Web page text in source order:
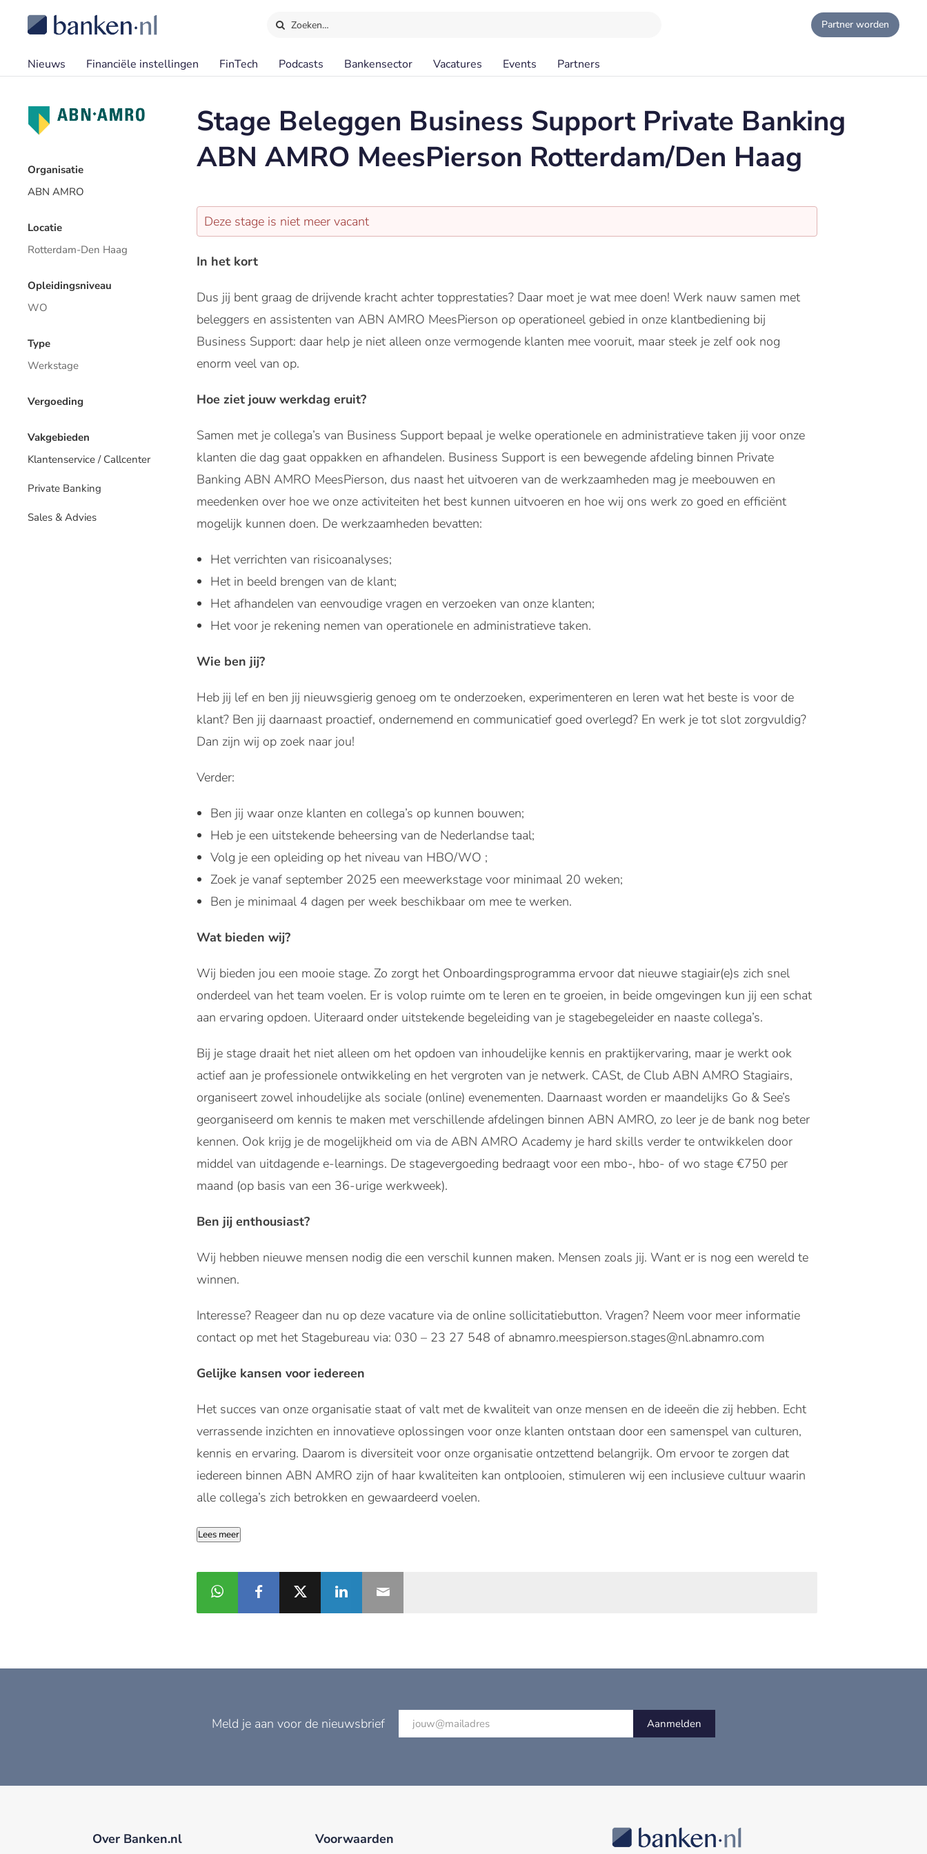
Zoeken… Partner worden
Nieuws Financiële instellingen FinTech Podcasts Bankensector Vacatures Events Partners
Stage Beleggen Business Support Private Banking
ABN AMRO MeesPierson Rotterdam/Den Haag
Organisatie
ABN AMRO
Locatie
Rotterdam-Den Haag
Opleidingsniveau
WO
Type
Werkstage
Vergoeding
Vakgebieden
Klantenservice / Callcenter
Private Banking
Sales & Advies
Deze stage is niet meer vacant
In het kort
Dus jij bent graag de drijvende kracht achter topprestaties? Daar moet je wat mee doen! Werk nauw samen met
beleggers en assistenten van ABN AMRO MeesPierson op operationeel gebied in onze klantbediening bij
Business Support: daar help je niet alleen onze vermogende klanten mee vooruit, maar steek je zelf ook nog
enorm veel van op.
Hoe ziet jouw werkdag eruit?
Samen met je collega’s van Business Support bepaal je welke operationele en administratieve taken jij voor onze
klanten die dag gaat oppakken en afhandelen. Business Support is een bewegende afdeling binnen Private
Banking ABN AMRO MeesPierson, dus naast het uitvoeren van de werkzaamheden mag je meebouwen en
meedenken over hoe we onze activiteiten het best kunnen uitvoeren en hoe wij ons werk zo goed en efficiënt
mogelijk kunnen doen. De werkzaamheden bevatten:
Het verrichten van risicoanalyses;
Het in beeld brengen van de klant;
Het afhandelen van eenvoudige vragen en verzoeken van onze klanten;
Het voor je rekening nemen van operationele en administratieve taken.
Wie ben jij?
Heb jij lef en ben jij nieuwsgierig genoeg om te onderzoeken, experimenteren en leren wat het beste is voor de
klant? Ben jij daarnaast proactief, ondernemend en communicatief goed overlegd? En werk je tot slot zorgvuldig?
Dan zijn wij op zoek naar jou!
Verder:
Ben jij waar onze klanten en collega’s op kunnen bouwen;
Heb je een uitstekende beheersing van de Nederlandse taal;
Volg je een opleiding op het niveau van HBO/WO ;
Zoek je vanaf september 2025 een meewerkstage voor minimaal 20 weken;
Ben je minimaal 4 dagen per week beschikbaar om mee te werken.
Wat bieden wij?
Wij bieden jou een mooie stage. Zo zorgt het Onboardingsprogramma ervoor dat nieuwe stagiair(e)s zich snel
onderdeel van het team voelen. Er is volop ruimte om te leren en te groeien, in beide omgevingen kun jij een schat
aan ervaring opdoen. Uiteraard onder uitstekende begeleiding van je stagebegeleider en naaste collega’s.
Bij je stage draait het niet alleen om het opdoen van inhoudelijke kennis en praktijkervaring, maar je werkt ook
actief aan je professionele ontwikkeling en het vergroten van je netwerk. CASt, de Club ABN AMRO Stagiairs,
organiseert zowel inhoudelijke als sociale (online) evenementen. Daarnaast worden er maandelijks Go & See’s
georganiseerd om kennis te maken met verschillende afdelingen binnen ABN AMRO, zo leer je de bank nog beter
kennen. Ook krijg je de mogelijkheid om via de ABN AMRO Academy je hard skills verder te ontwikkelen door
middel van uitdagende e-learnings. De stagevergoeding bedraagt voor een mbo-, hbo- of wo stage €750 per
maand (op basis van een 36-urige werkweek).
Ben jij enthousiast?
Wij hebben nieuwe mensen nodig die een verschil kunnen maken. Mensen zoals jij. Want er is nog een wereld te
winnen.
Interesse? Reageer dan nu op deze vacature via de online sollicitatiebutton. Vragen? Neem voor meer informatie
contact op met het Stagebureau via: 030 – 23 27 548 of abnamro.meespierson.stages@nl.abnamro.com
Gelijke kansen voor iedereen
Het succes van onze organisatie staat of valt met de kwaliteit van onze mensen en de ideeën die zij hebben. Echt
verrassende inzichten en innovatieve oplossingen voor onze klanten ontstaan door een samenspel van culturen,
kennis en ervaring. Daarom is diversiteit voor onze organisatie ontzettend belangrijk. Om ervoor te zorgen dat
iedereen binnen ABN AMRO zijn of haar kwaliteiten kan ontplooien, stimuleren wij een inclusieve cultuur waarin
alle collega’s zich betrokken en gewaardeerd voelen.
Lees meer
Meld je aan voor de nieuwsbrief Aanmelden
Over Banken.nl Voorwaarden